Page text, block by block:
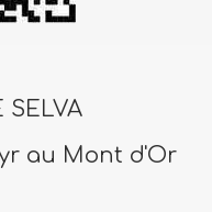
SELVA
au Mont d'Or